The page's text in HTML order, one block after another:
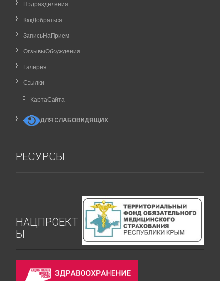
Подразделения
КакДобраться
ЗаписьНаПрием
ОтзывыОбсуждения
Галерея
Ссылки
КартаCайта
ДЛЯ СЛАБОВИДЯЩИХ
РЕСУРСЫ
НАЦПРОЕКТ
Ы